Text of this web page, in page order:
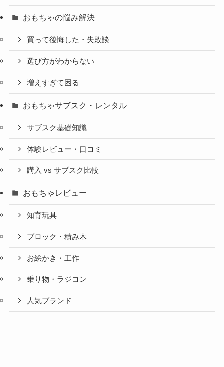
おもちゃの悩み解決
買って後悔した・失敗談
選び方がわからない
増えすぎて困る
おもちゃサブスク・レンタル
サブスク基礎知識
体験レビュー・口コミ
購入 vs サブスク比較
おもちゃレビュー
知育玩具
ブロック・積み木
お絵かき・工作
乗り物・ラジコン
人気ブランド